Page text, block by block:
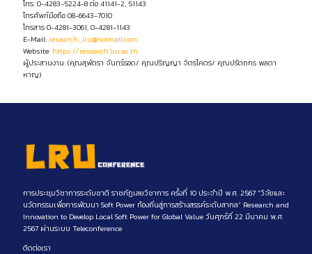
โทร. 0-4283-5224-8 ต่อ 41141-2, 51143
โทรศัพท์มือถือ 08-6643-7010
โทรสาร 0-4281-3061, 0-4281-1143
E-Mail: research_lru@hotmail.com
Website: https://research.lru.ac.th
ผู้ประสานงาน: (คุณสุพัตรา จันทร์รอด/ คุณปริญญา จิตรโคตร/ คุณปรัตถกร พลดา
หาญ)
การประชุมวิชาการระดับชาติ ราชภัฏเลยวิชาการ ครั้งที่ 10 ประจำปี พ.ศ. 2567 “วิจัยและ
นวัตกรรมเพื่อการพัฒนา Soft Power ท้องถิ่นสู่การสร้างสรรค์ระดับสากล” Research and
Innovation to Develop Local Soft Power for Global Value วันศุกร์ที่ 22 มีนาคม พ.ศ.
2567 ผ่านระบบ Teleconference
ติดต่อเรา